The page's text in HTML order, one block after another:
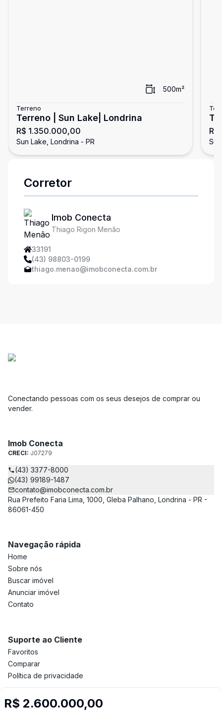
500m²
Terreno
Terreno | Sun Lake| Londrina
R$ 1.350.000,00
Sun Lake, Londrina - PR
Corretor
Imob Conecta
Thiago Rigon Menão
33191
(43) 98803-0199
thiago.menao@imobconecta.com.br
R$ 2.600.000,00
Conectando pessoas com os seus desejos de comprar ou
vender.
Imob Conecta
CRECI: J07279
(43) 3377-8000
(43) 99189-1487
contato@imobconecta.com.br
Rua Prefeito Faria Lima, 1000, Gleba Palhano, Londrina - PR -
86061-450
Navegação rápida
Home
Sobre nós
Buscar imóvel
Anunciar imóvel
Contato
Suporte ao Cliente
Favoritos
Comparar
Política de privacidade